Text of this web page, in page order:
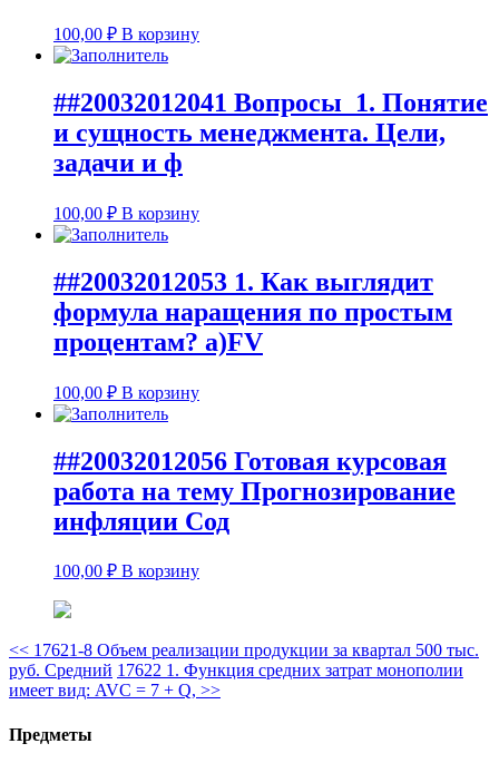
100,00 ₽ В корзину
##20032012041 Вопросы 1. Понятие
и сущность менеджмента. Цели,
задачи и ф
100,00 ₽ В корзину
##20032012053 1. Как выглядит
формула наращения по простым
процентам? а)FV
100,00 ₽ В корзину
##20032012056 Готовая курсовая
работа на тему Прогнозирование
инфляции Сод
100,00 ₽ В корзину
<< 17621-8 Объем реализации продукции за квартал 500 тыс.
руб. Средний 17622 1. Функция средних затрат монополии
имеет вид: AVC = 7 + Q, >>
Предметы